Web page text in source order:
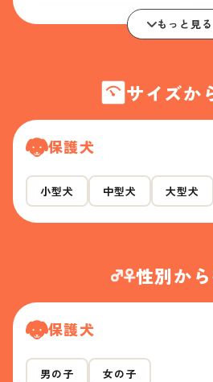
もっと見る
サイズか
保護犬
小型犬 中型犬 大型犬
性別か
保護犬
男の子 女の子